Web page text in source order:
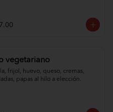
vegetariano
frijol, huevo, queso, cremas,
papas al hilo a elección.